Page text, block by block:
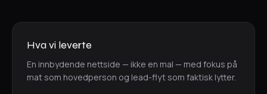
Hva vi leverte
En innbydende nettside — ikke en mal — med fokus på
mat som hovedperson og lead-flyt som faktisk lytter.